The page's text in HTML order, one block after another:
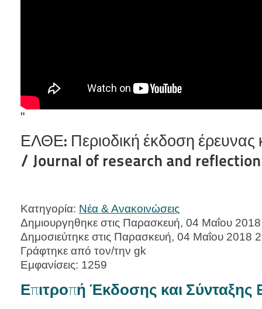
"
ΕΛΘΕ: Περιοδική έκδοση έρευνας
/ Journal of research and reflection
Κατηγορία: Νέα & Ανακοινώσεις
Δημιουργηθηκε στις Παρασκευή, 04 Μαΐου
Δημοσιεύτηκε στις Παρασκευή, 04 Μαΐου 2018
Γράφτηκε από τον/την gk
Εμφανίσεις: 1259
Επιτροπή Έκδοσης και Σύνταξης